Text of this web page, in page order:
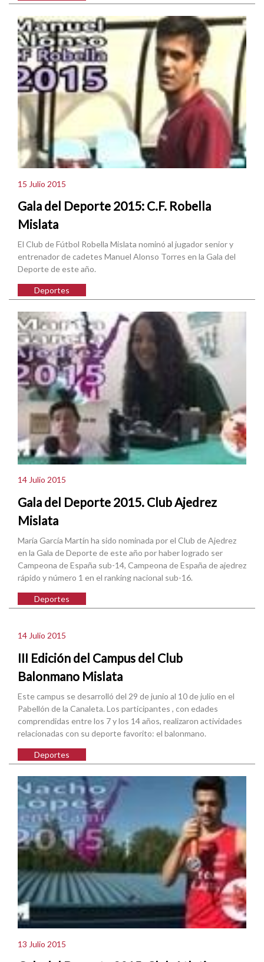
15 Julio 2015
Gala del Deporte 2015: C.F. Robella
Mislata
El Club de Fútbol Robella Mislata nominó al jugador senior y
entrenador de cadetes Manuel Alonso Torres en la Gala del
Deporte de este año.
Deportes
14 Julio 2015
Gala del Deporte 2015. Club Ajedrez
Mislata
María García Martín ha sido nominada por el Club de Ajedrez
en la Gala de Deporte de este año por haber logrado ser
Campeona de España sub-14, Campeona de España de ajedrez
rápido y número 1 en el ranking nacional sub-16.
Deportes
14 Julio 2015
III Edición del Campus del Club
Balonmano Mislata
Este campus se desarrolló del 29 de junio al 10 de julio en el
Pabellón de la Canaleta. Los participantes , con edades
comprendidas entre los 7 y los 14 años, realizaron actividades
relacionadas con su deporte favorito: el balonmano.
Deportes
13 Julio 2015